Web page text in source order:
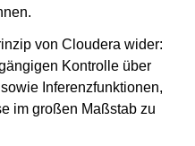
von Cloudera wider:
Kontrolle über
Inferenzfunktionen,
im großen Maßstab zu